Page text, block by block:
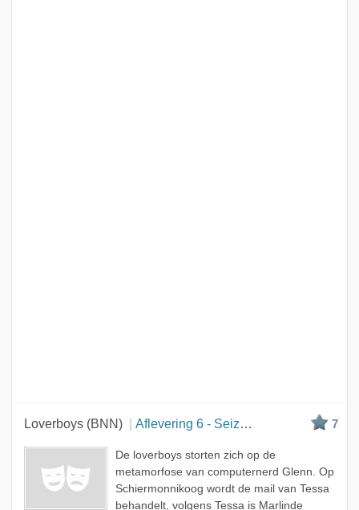
Loverboys (BNN) Aflevering 6 - Seizoen 3 7
De loverboys storten zich op de
metamorfose van computernerd Glenn. Op
Schiermonnikoog wordt de mail van Tessa
behandelt, volgens Tessa is Marlinde